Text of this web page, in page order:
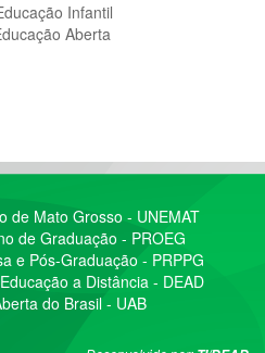
Infantil
Aberta
de Mato Grosso - UNEMAT
de Graduação - PROEG
e Pós-Graduação - PRPPG
a Distância - DEAD
do Brasil - UAB